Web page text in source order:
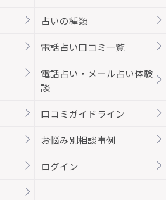
占いの種類
電話占い口コミ一覧
電話占い・メール占い体験
談
口コミガイドライン
お悩み別相談事例
ログイン